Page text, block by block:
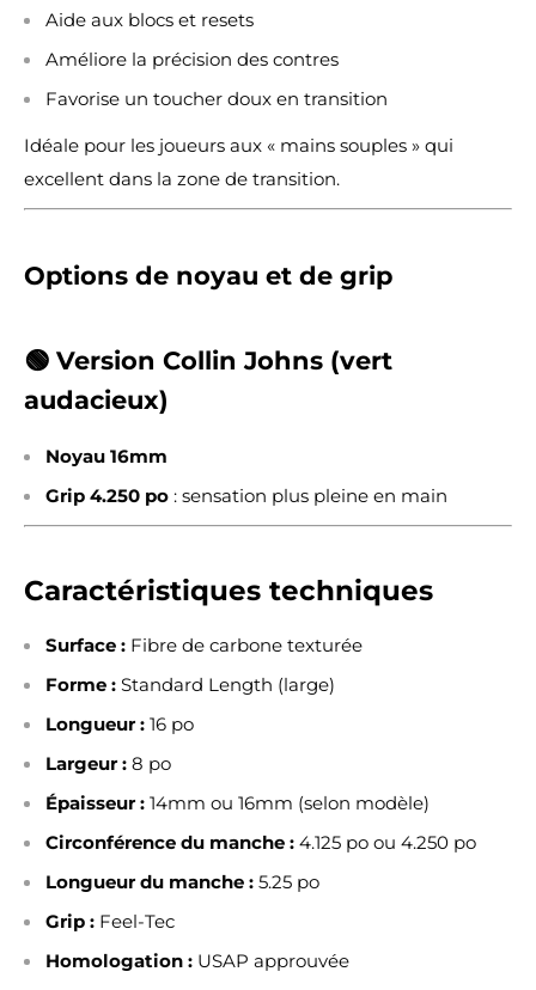
Aide aux blocs et resets
Améliore la précision des contres
Favorise un toucher doux en transition
Idéale pour les joueurs aux « mains souples » qui
excellent dans la zone de transition.
Options de noyau et de grip
🟢 Version Collin Johns (vert
audacieux)
Noyau 16mm
Grip 4.250 po : sensation plus pleine en main
Caractéristiques techniques
Surface : Fibre de carbone texturée
Forme : Standard Length (large)
Longueur : 16 po
Largeur : 8 po
Épaisseur : 14mm ou 16mm (selon modèle)
Circonférence du manche : 4.125 po ou 4.250 po
Longueur du manche : 5.25 po
Grip : Feel-Tec
Homologation : USAP approuvée